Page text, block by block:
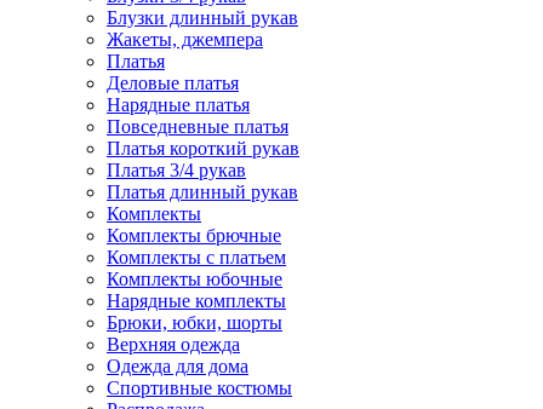
Блузки длинный рукав
Жакеты, джемпера
Платья
Деловые платья
Нарядные платья
Повседневные платья
Платья короткий рукав
Платья 3/4 рукав
Платья длинный рукав
Комплекты
Комплекты брючные
Комплекты с платьем
Комплекты юбочные
Нарядные комплекты
Брюки, юбки, шорты
Верхняя одежда
Одежда для дома
Спортивные костюмы